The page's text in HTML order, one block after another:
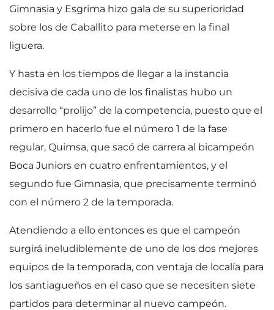
Gimnasia y Esgrima hizo gala de su superioridad
sobre los de Caballito para meterse en la final
liguera.
Y hasta en los tiempos de llegar a la instancia
decisiva de cada uno de los finalistas hubo un
desarrollo “prolijo” de la competencia, puesto que el
primero en hacerlo fue el número 1 de la fase
regular, Quimsa, que sacó de carrera al bicampeón
Boca Juniors en cuatro enfrentamientos, y el
segundo fue Gimnasia, que precisamente terminó
con el número 2 de la temporada.
Atendiendo a ello entonces es que el campeón
surgirá ineludiblemente de uno de los dos mejores
equipos de la temporada, con ventaja de localía para
los santiagueños en el caso que se necesiten siete
partidos para determinar al nuevo campeón.